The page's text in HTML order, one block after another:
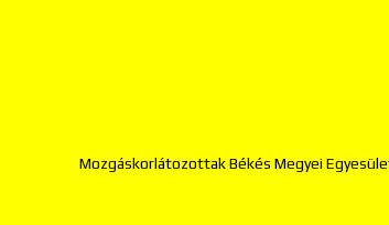
Mozgáskorlátozottak Békés Megyei